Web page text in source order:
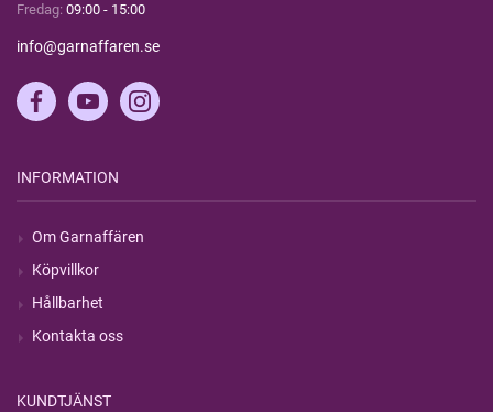
Fredag: 09:00 - 15:00
info@garnaffaren.se
INFORMATION
Om Garnaffären
Köpvillkor
Hållbarhet
Kontakta oss
KUNDTJÄNST